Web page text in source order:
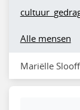
Alle mensen
Mariëlle